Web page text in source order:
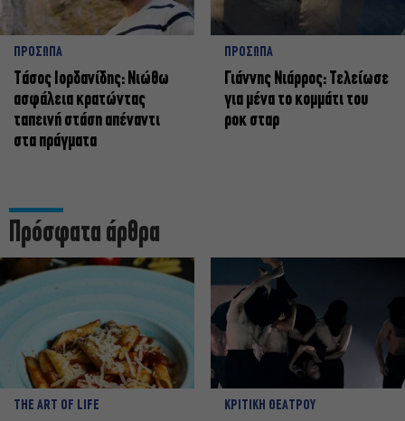
ΠΡΟΣΩΠΑ
Tάσος Ιορδανίδης: Νιώθω
ασφάλεια κρατώντας
ταπεινή στάση απέναντι
στα πράγματα
ΠΡΟΣΩΠΑ
Γιάννης Νιάρρος: Τελείωσε
για μένα το κομμάτι του
ροκ σταρ
Πρόσφατα άρθρα
THE ART OF LIFE ΚΡΙΤΙΚΗ ΘΕΑΤΡΟΥ